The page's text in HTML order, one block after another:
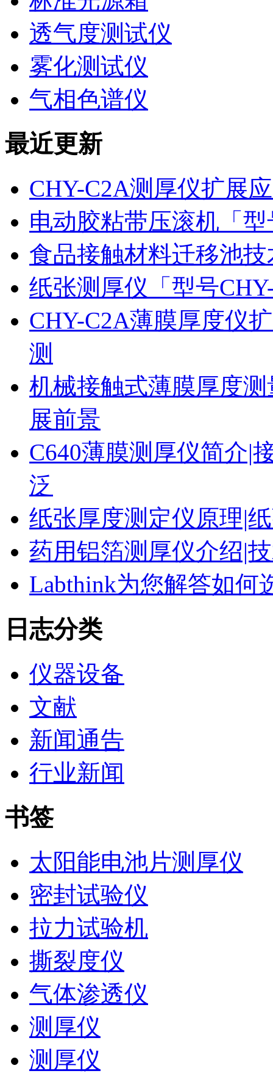
透气度测试仪
雾化测试仪
气相色谱仪
最近更新
CHY-C2A测厚仪扩展
电动胶粘带压滚机「
食品接触材料迁移池
纸张测厚仪「型号
CHY-C2A薄膜厚度仪
测
机械接触式薄膜厚度
展前景
C640薄膜测厚仪简介|
泛
纸张厚度测定仪原理|
药用铝箔测厚仪介绍|
Labthink为您解答如何
日志分类
仪器设备
文献
新闻通告
行业新闻
书签
太阳能电池片测厚仪
密封试验仪
拉力试验机
撕裂度仪
气体渗透仪
测厚仪
测厚仪